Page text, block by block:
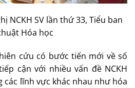
NCKH SV lần thứ 33, Tiểu ban
Hóa học
cứu có bước tiến mới về số
cận với nhiều vấn đề NCKH
lĩnh vực khác nhau như hóa